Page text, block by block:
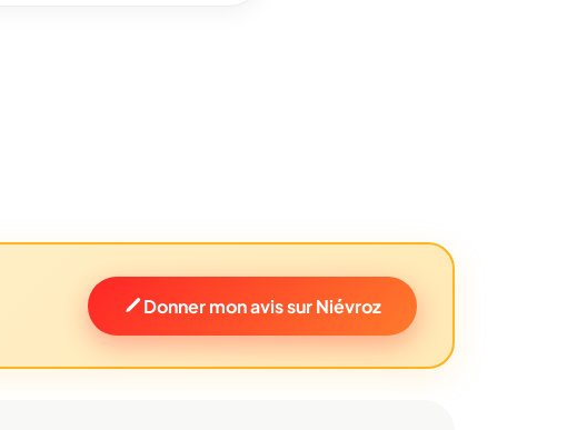
Donner mon avis sur Niévroz